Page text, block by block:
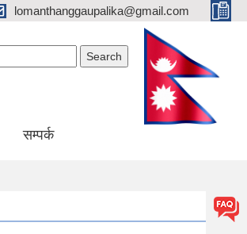
lomanthanggaupalika@gmail.com
सम्पर्क